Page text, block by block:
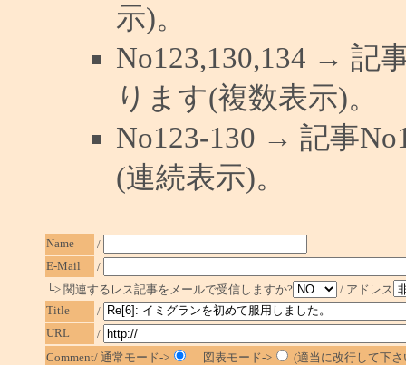
示)。
No123,130,134 → 記
ります(複数表示)。
No123-130 → 記事
(連続表示)。
Name
/
E-Mail
/
└> 関連するレス記事をメールで受信しますか?
/ アドレス
Title
/
URL
/
Comment/ 通常モード->
図表モード-> (適当に改行して下